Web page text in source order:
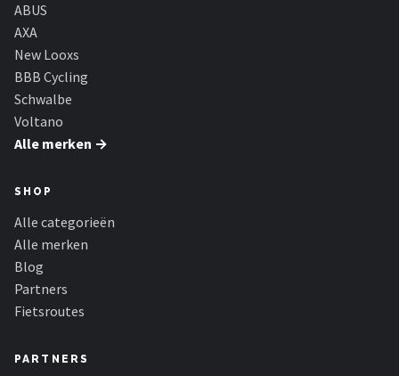
ABUS
AXA
New Looxs
BBB Cycling
Schwalbe
Voltano
Alle merken →
SHOP
Alle categorieën
Alle merken
Blog
Partners
Fietsroutes
PARTNERS